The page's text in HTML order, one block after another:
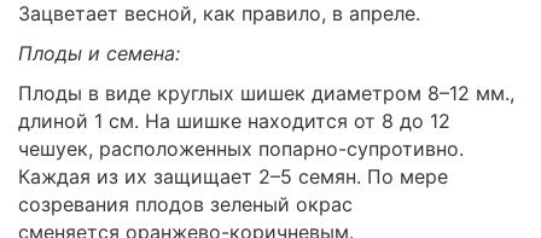
Зацветает весной, как правило, в апреле.
Плоды и семена:
Плоды в виде круглых шишек диаметром 8–12 мм.,
длиной 1 см. На шишке находится от 8 до 12
чешуек, расположенных попарно-супротивно.
Каждая из их защищает 2–5 семян. По мере
созревания плодов зеленый окрас
сменяется оранжево-коричневым.